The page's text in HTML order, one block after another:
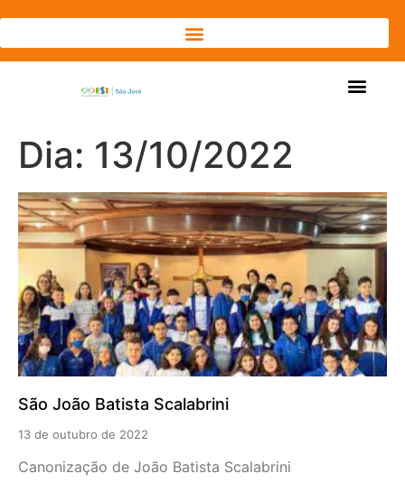
Dia: 13/10/2022
São João Batista Scalabrini
13 de outubro de 2022
Canonização de João Batista Scalabrini